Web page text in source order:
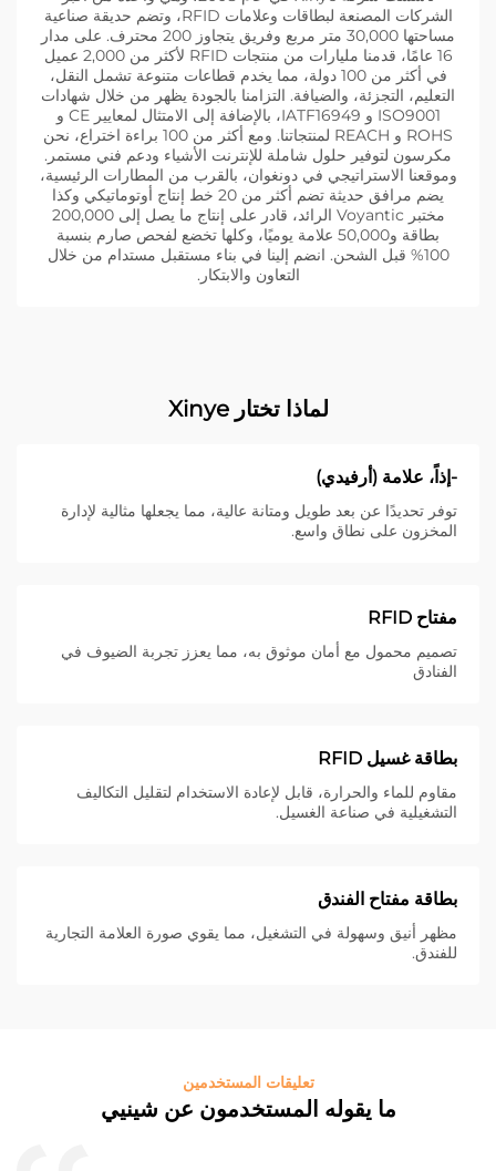
الشركات المصنعة لبطاقات وعلامات RFID، وتضم حديقة صناعية
مساحتها 30,000 متر مربع وفريق يتجاوز 200 محترف. على مدار
16 عامًا، قدمنا مليارات من منتجات RFID لأكثر من 2,000 عميل
في أكثر من 100 دولة، مما يخدم قطاعات متنوعة تشمل النقل،
التعليم، التجزئة، والضيافة. التزامنا بالجودة يظهر من خلال شهادات
ISO9001 و IATF16949، بالإضافة إلى الامتثال لمعايير CE و
ROHS و REACH لمنتجاتنا. ومع أكثر من 100 براءة اختراع، نحن
مكرسون لتوفير حلول شاملة للإنترنت الأشياء ودعم فني مستمر.
وموقعنا الاستراتيجي في دونغوان، بالقرب من المطارات الرئيسية،
يضم مرافق حديثة تضم أكثر من 20 خط إنتاج أوتوماتيكي وكذا
مختبر Voyantic الرائد، قادر على إنتاج ما يصل إلى 200,000
بطاقة و50,000 علامة يوميًا، وكلها تخضع لفحص صارم بنسبة
100% قبل الشحن. انضم إلينا في بناء مستقبل مستدام من خلال
التعاون والابتكار.
لماذا تختار Xinye
-إذاً، علامة (أرفيدي)
توفر تحديدًا عن بعد طويل ومتانة عالية، مما يجعلها مثالية لإدارة
المخزون على نطاق واسع.
مفتاح RFID
تصميم محمول مع أمان موثوق به، مما يعزز تجربة الضيوف في
الفنادق
بطاقة غسيل RFID
مقاوم للماء والحرارة، قابل لإعادة الاستخدام لتقليل التكاليف
التشغيلية في صناعة الغسيل.
بطاقة مفتاح الفندق
مظهر أنيق وسهولة في التشغيل، مما يقوي صورة العلامة التجارية
للفندق.
تعليقات المستخدمين
ما يقوله المستخدمون عن شينيي